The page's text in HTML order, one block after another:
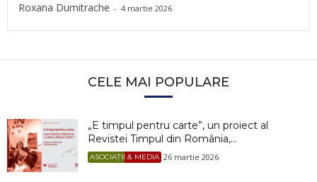
Roxana Dumitrache - 4 martie 2026
CELE MAI POPULARE
„E timpul pentru carte”, un proiect al
Revistei Timpul din România,...
ASOCIAȚII & MEDIA 26 martie 2026